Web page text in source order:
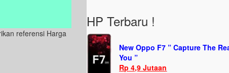
referensi Harga
HP Terbaru !
New Oppo F7 ” Capture The
You ”
Rp 4,9 Jutaan